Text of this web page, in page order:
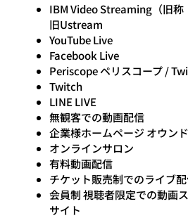
IBM Video Streaming（旧
旧Ustream
YouTube Live
Facebook Live
Periscope ペリスコープ /
Twitch
LINE LIVE
無観客での動画配信
企業様ホームページ オウン
オンラインサロン
有料動画配信
チケット販売制でのライブ
会員制 視聴者限定での動画
サイト